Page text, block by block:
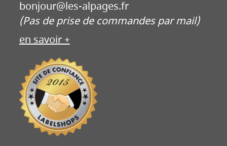
bonjour@les-alpages.fr
(Pas de prise de commandes par mail)
en savoir +